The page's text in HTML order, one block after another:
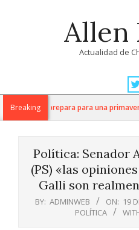
Allen
Actualidad de
Navigation
MenuBreaking
la nuez se prepara para una
Política: Senador
(PS) «las
Galli son
BY: ADMINWEB ON: 19
POLÍTICA